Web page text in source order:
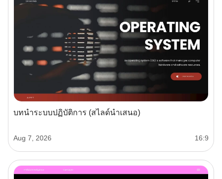
บทนำระบบปฏิบัติการ (สไลด์นำเสนอ)
Aug 7, 2026 16:9